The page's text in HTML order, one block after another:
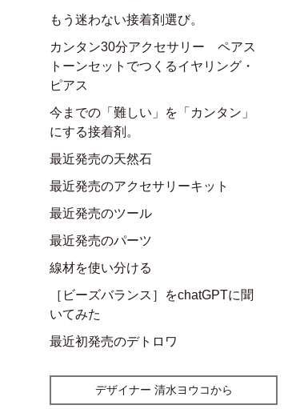
もう迷わない接着剤選び。
カンタン30分アクセサリー ペアス
トーンセットでつくるイヤリング・
ピアス
今までの「難しい」を「カンタン」
にする接着剤。
最近発売の天然石
最近発売のアクセサリーキット
最近発売のツール
最近発売のパーツ
線材を使い分ける
［ビーズバランス］をchatGPTに聞
いてみた
最近初発売のデトロワ
デザイナー 清水ヨウコから